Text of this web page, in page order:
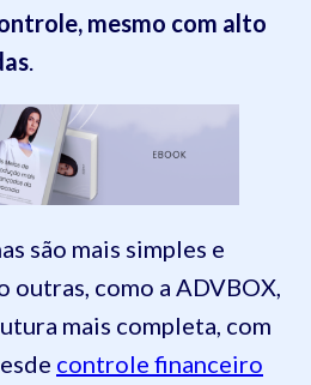
mesmo com alto
são mais simples e
outras, como a ADVBOX,
mais completa, com
controle financeiro